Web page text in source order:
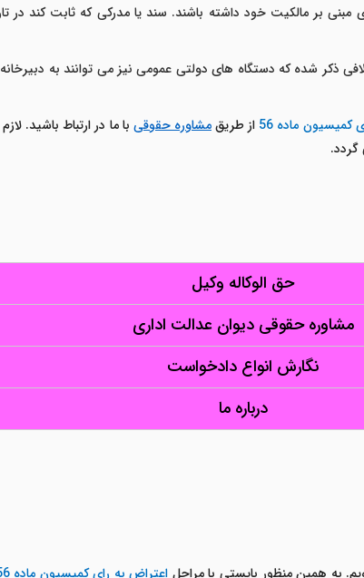
بر مالکیت خود داشته باشند. سند یا مدرکی که ثابت کند در
ذکر شده که دستگاه های دولتی عمومی نیز می توانند به
کمیسیون ماده 56 از طریقمشاوره حقوقی با ما در ارتباط باشید.
گردد.
حق الوکاله وکیل
مشاوره حقوقی دیوان عدالت اداری
نگارش انواع دادخواست
درباره ما
به همین منظور بایستی با مراحل اعتراض به رای کمیسیون ماده 56